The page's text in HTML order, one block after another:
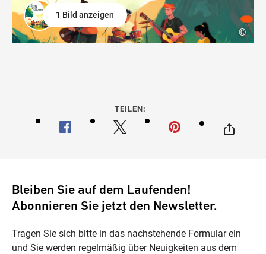
©
1 Bild anzeigen
TEILEN:
Bleiben Sie auf dem Laufenden!
Abonnieren Sie jetzt den Newsletter.
Tragen Sie sich bitte in das nachstehende Formular ein
und Sie werden regelmäßig über Neuigkeiten aus dem